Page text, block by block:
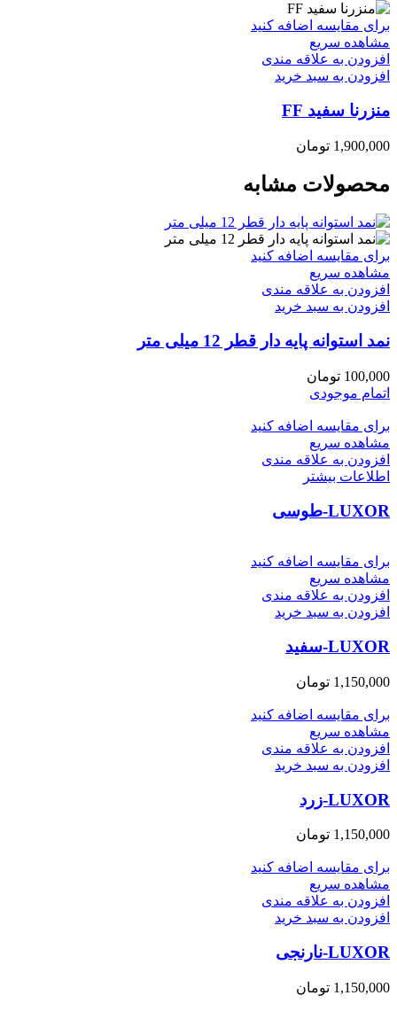
برای مقایسه اضافه کنید
مشاهده سریع
افزودن به علاقه مندی
افزودن به سبد خرید
منزرنا سفید FF
1,900,000 تومان
محصولات مشابه
برای مقایسه اضافه کنید
مشاهده سریع
افزودن به علاقه مندی
افزودن به سبد خرید
نمد استوانه پایه دار قطر 12 میلی متر
100,000 تومان
اتمام موجودی
برای مقایسه اضافه کنید
مشاهده سریع
افزودن به علاقه مندی
اطلاعات بیشتر
LUXOR-طوسی
برای مقایسه اضافه کنید
مشاهده سریع
افزودن به علاقه مندی
افزودن به سبد خرید
LUXOR-سفید
1,150,000 تومان
برای مقایسه اضافه کنید
مشاهده سریع
افزودن به علاقه مندی
افزودن به سبد خرید
LUXOR-زرد
1,150,000 تومان
برای مقایسه اضافه کنید
مشاهده سریع
افزودن به علاقه مندی
افزودن به سبد خرید
LUXOR-نارنجی
1,150,000 تومان